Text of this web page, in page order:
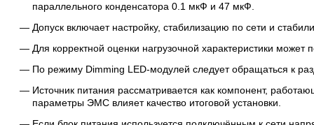
параллельного конденсатора 0.1 мкФ и 47 мкФ.
Допуск включает настройку, стабилизацию по сети и
Для корректной оценки нагрузочной характеристики может
По режиму Dimming LED-модулей следует обращаться к
Источник питания рассматривается как компонент,
параметры ЭМС влияет качество итоговой установки.